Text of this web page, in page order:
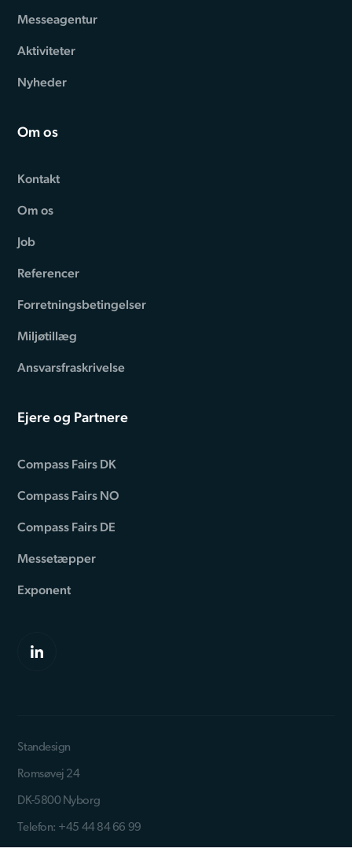
Messeagentur
Aktiviteter
Nyheder
Om os
Kontakt
Om os
Job
Referencer
Forretningsbetingelser
Miljøtillæg
Ansvarsfraskrivelse
Ejere og Partnere
Compass Fairs DK
Compass Fairs NO
Compass Fairs DE
Messetæpper
Exponent
Standesign
Romsøvej 24
DK-5800 Nyborg
Telefon: +45 44 84 66 99